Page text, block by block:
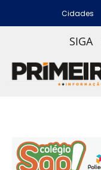
Cidades
SIGA